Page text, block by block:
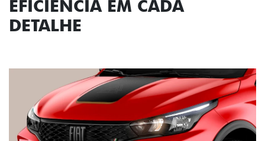
EFICIÊNCIA EM CADA
DETALHE